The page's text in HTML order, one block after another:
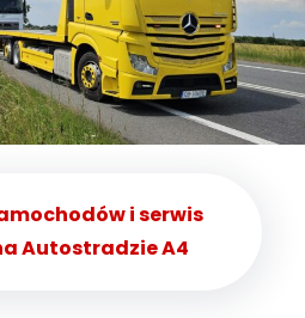
i serwis
Autostradzie A4